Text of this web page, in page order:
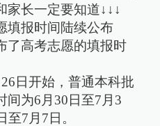
家长一定要知道↓↓↓
填报时间陆续公布
了高考志愿的填报时
日开始，普通本科批
间为6月30日至7月3
7月7日。